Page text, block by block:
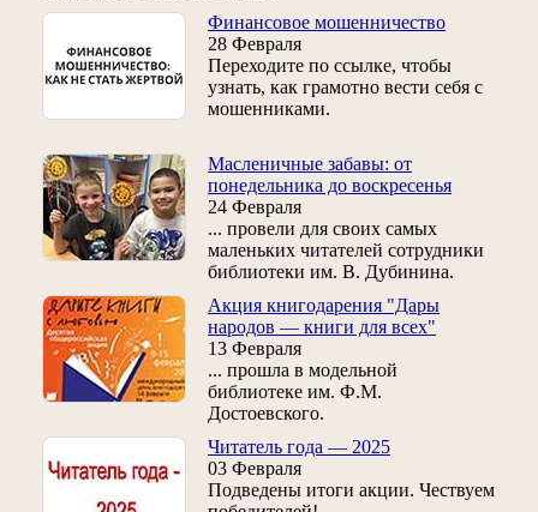
Финансовое мошенничество
28 Февраля
Переходите по ссылке, чтобы
узнать, как грамотно вести себя с
мошенниками.
Масленичные забавы: от
понедельника до воскресенья
24 Февраля
... провели для своих самых
маленьких читателей сотрудники
библиотеки им. В. Дубинина.
Акция книгодарения "Дары
народов — книги для всех"
13 Февраля
... прошла в модельной
библиотеке им. Ф.М.
Достоевского.
Читатель года — 2025
03 Февраля
Подведены итоги акции. Чествуем